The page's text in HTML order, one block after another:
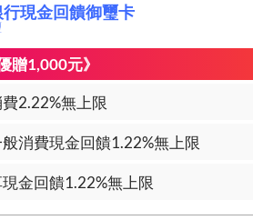
現金回饋御璽卡
贈1,000元》
2.22%無上限
消費現金回饋1.22%無上限
金回饋1.22%無上限